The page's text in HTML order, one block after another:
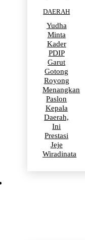
DAERAH
Yudha
Minta
Kader
PDIP
Garut
Gotong
Royong
Menangkan
Paslon
Kepala
Daerah,
Ini
Prestasi
Jeje
Wiradinata